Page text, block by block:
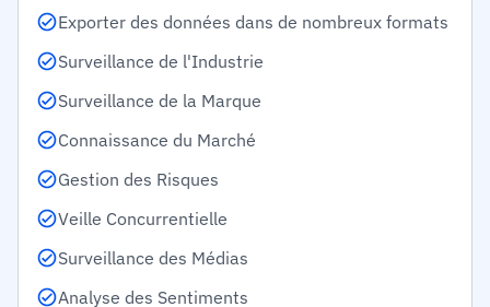
Exporter des données dans de nombreux formats
Surveillance de l'Industrie
Surveillance de la Marque
Connaissance du Marché
Gestion des Risques
Veille Concurrentielle
Surveillance des Médias
Analyse des Sentiments